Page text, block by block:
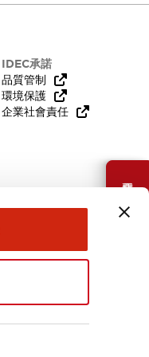
需要幫助嗎？
IDEC承諾
品質管制
環境保護
企業社會責任
台灣